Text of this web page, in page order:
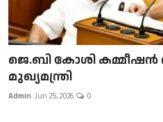
ജെ.ബി കോശി കമ്മീഷൻ
മുഖ്യമന്ത്രി
Admin Jun 25, 2026 0